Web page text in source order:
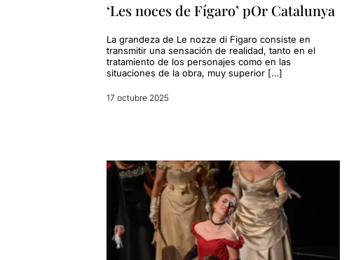
‘Les noces de Fígaro’ pOr Catalunya
La grandeza de Le nozze di Figaro consiste en
transmitir una sensación de realidad, tanto en el
tratamiento de los personajes como en las
situaciones de la obra, muy superior […]
17 octubre 2025